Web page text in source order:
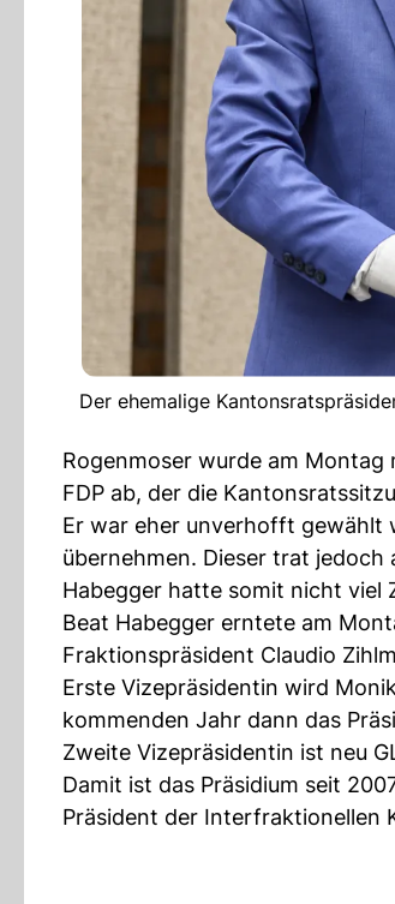
Der ehemalige
Rogenmoser wurde am
FDP ab, der die
Er war eher unverhofft gewählt
übernehmen. Dieser trat jedoch
Habegger hatte somit nicht viel
Beat Habegger erntete am
Fraktionspräsident Claudio
Erste Vizepräsidentin wird
kommenden Jahr dann das
Zweite Vizepräsidentin ist neu
Damit ist das Präsidium seit
Präsident der Interfraktionellen